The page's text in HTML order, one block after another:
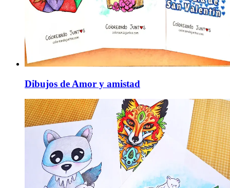
Dibujos de Amor y amistad